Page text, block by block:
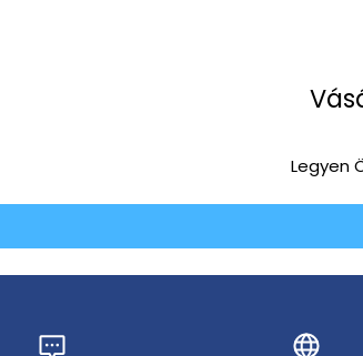
Legyen